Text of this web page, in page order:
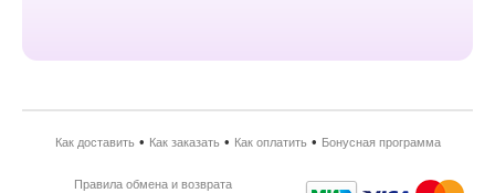
Как доставить• Как заказать• Как оплатить• Бонусная программа
Правила обмена и возврата